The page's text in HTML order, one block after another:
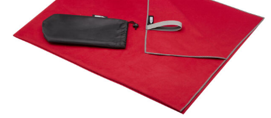
Business trolleys
Documententassen
Giftcards
Wellness Giftsets